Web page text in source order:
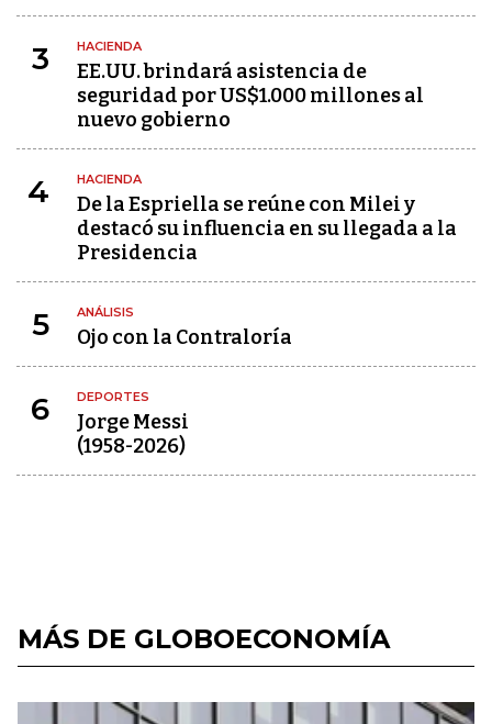
3 HACIENDA
EE.UU. brindará asistencia de
seguridad por US$1.000 millones al
nuevo gobierno
4 HACIENDA
De la Espriella se reúne con Milei y
destacó su influencia en su llegada a la
Presidencia
5 ANÁLISIS
Ojo con la Contraloría
6 DEPORTES
Jorge Messi
(1958-2026)
MÁS DE GLOBOECONOMÍA